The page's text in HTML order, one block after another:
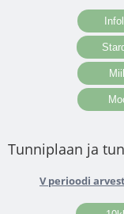
Tunniplaan ja
V perioodi